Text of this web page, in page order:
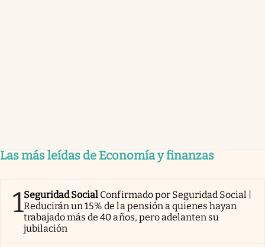
Las más leídas de Economía y finanzas
1Seguridad Social Confirmado por Seguridad Social |
Reducirán un 15% de la pensión a quienes hayan
trabajado más de 40 años, pero adelanten su
jubilación